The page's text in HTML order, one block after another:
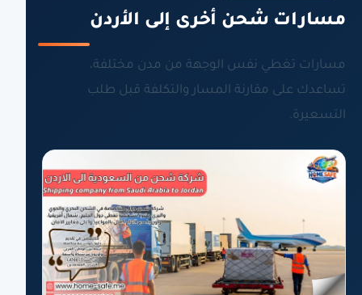
مسارات شحن أخرى إلى الأردن
مسارات تغطي نفس الوجهة من مدن مختلفة،
تساعدك على مقارنة المسار والتكلفة قبل طلب
التسعيرة.